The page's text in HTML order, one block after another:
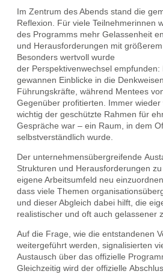
Im Zentrum des Abends stand die
Reflexion. Für viele Teilnehmerinnen
des Programms mehr Gelassenheit
und Herausforderungen mit
Besonders wertvoll wurde
der Perspektivenwechsel empfunden:
gewannen Einblicke in die
Führungskräfte, während Mentees
Gegenüber profitierten. Immer wieder
wichtig der geschützte Rahmen für
Gespräche war – ein Raum, in dem
selbstverständlich wurde.
Der unternehmensübergreifende
Strukturen und Herausforderungen
eigene Arbeitsumfeld neu
dass viele Themen
und dieser Abgleich dabei hilft, die
realistischer und oft auch gelassener
Auf die Frage, wie die entstandenen
weitergeführt werden, signalisierten
Austausch über das offizielle
Gleichzeitig wird der offizielle